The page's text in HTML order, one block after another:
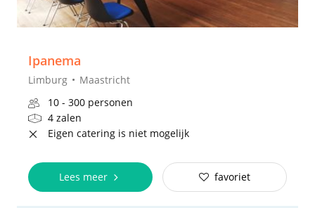
Ipanema
Limburg
Maastricht
10 - 300 personen
4 zalen
Eigen catering is niet mogelijk
Lees meer favoriet